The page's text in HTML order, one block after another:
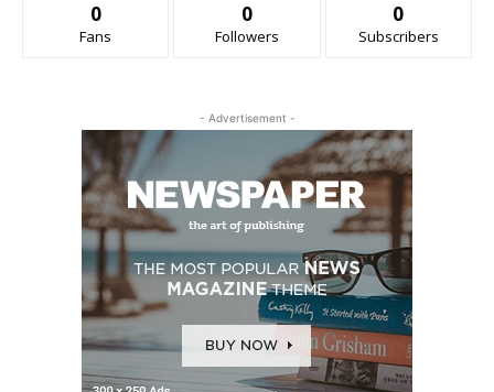
0
Fans
0
Followers
0
Subscribers
- Advertisement -